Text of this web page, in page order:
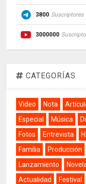
3800 Suscriptores
3000000
CATEGORÍAS
Video Nota
Especial
Música
Fotos
Entrevista
Familia
Producción
Lanzamiento
Actualidad
Festival